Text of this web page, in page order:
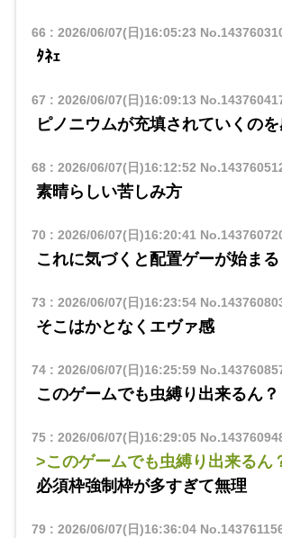
66 : 2026/06/07(日)16:05:23
ﾀﾈｪ
67 : 2026/06/07(日)16:09:13
ピノニウムが充填されていくの
68: 2026/06/07(日)16:12:52
素晴らしい苦しみ方
70 : 2026/06/07(日)16:20:41
これに気づくと配置ゲーが始まる
73 : 2026/06/07(日)16:23:54
そこはかとなくエヴァ感
74: 2026/06/07(日)16:25:59
このゲームでも虫縛り出来るん？
75: 2026/06/07(日)16:29:05
>このゲームでも虫縛り出来るん
必須枠強制枠が多すぎて無理
79: 2026/06/07(日)16:36:04